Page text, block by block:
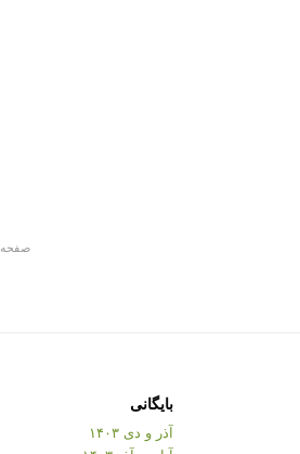
صفحه ۱ از ۲
بایگانی
آذر و دی ۱۴۰۳